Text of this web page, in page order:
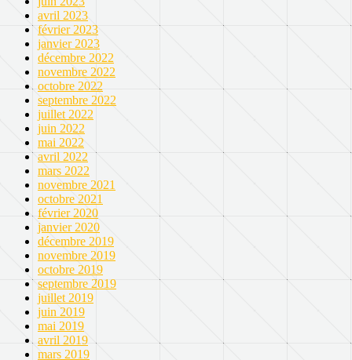
avril 2023
février 2023
janvier 2023
décembre 2022
novembre 2022
octobre 2022
septembre 2022
juillet 2022
juin 2022
mai 2022
avril 2022
mars 2022
novembre 2021
octobre 2021
février 2020
janvier 2020
décembre 2019
novembre 2019
octobre 2019
septembre 2019
juillet 2019
juin 2019
mai 2019
avril 2019
mars 2019